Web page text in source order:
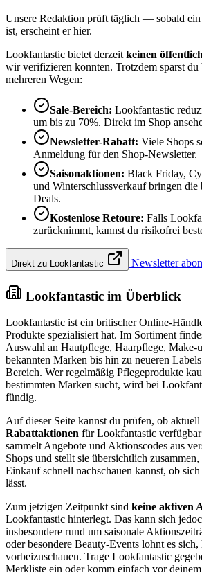
Unsere Redaktion prüft täglich — sobald
ist, erscheint er hier.
Lookfantastic bietet derzeit keinen
wir verifizieren konnten. Trotzdem sparst
mehreren Wegen:
Sale-Bereich: Lookfantastic
um bis zu 70%. Direkt im Shop
Newsletter-Rabatt: Viele Shops
Anmeldung für den Shop-Newsletter.
Saisonaktionen: Black Friday,
und Winterschlussverkauf bringen die
Deals.
Kostenlose Retoure: Falls
zurücknimmt, kannst du risikofrei
Direkt zu Lookfantastic Newsletter
Lookfantastic im Überblick
Lookfantastic ist ein britischer Online-
Produkte spezialisiert hat. Im Sortiment
Auswahl an Hautpflege, Haarpflege, Make-
bekannten Marken bis hin zu neueren
Bereich. Wer regelmäßig Pflegeprodukte
bestimmten Marken sucht, wird bei
fündig.
Auf dieser Seite kannst du prüfen, ob aktuell
Rabattaktionen für Lookfantastic
sammelt Angebote und Aktionscodes aus
Shops und stellt sie übersichtlich
Einkauf schnell nachschauen kannst, ob sich
lässt.
Zum jetzigen Zeitpunkt sind keine aktiven
Lookfantastic hinterlegt. Das kann sich
insbesondere rund um saisonale
oder besondere Beauty-Events lohnt es sich,
vorbeizuschauen. Trage Lookfantastic
Merkliste ein oder komm einfach vor